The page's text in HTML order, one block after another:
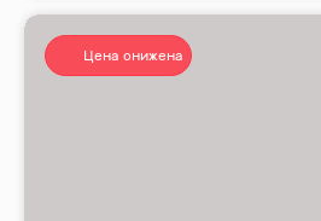
Цена снижена